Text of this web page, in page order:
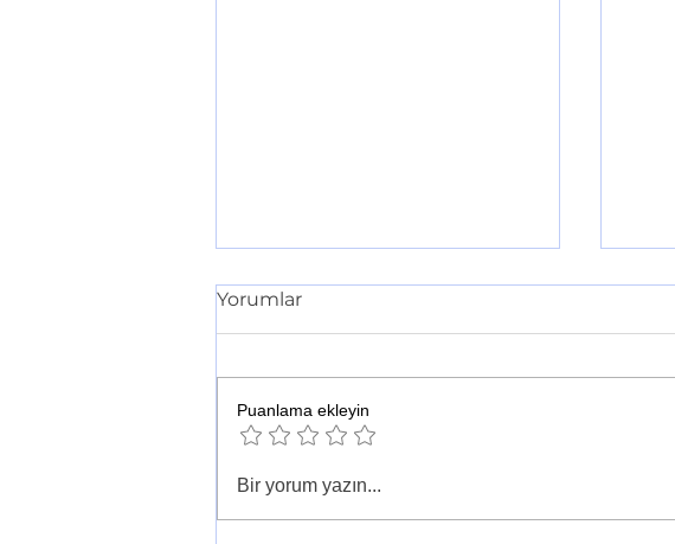
Zeytinyağının kalitesini
Yorumlar
Puanlama ekleyin
Bir yorum yazın...